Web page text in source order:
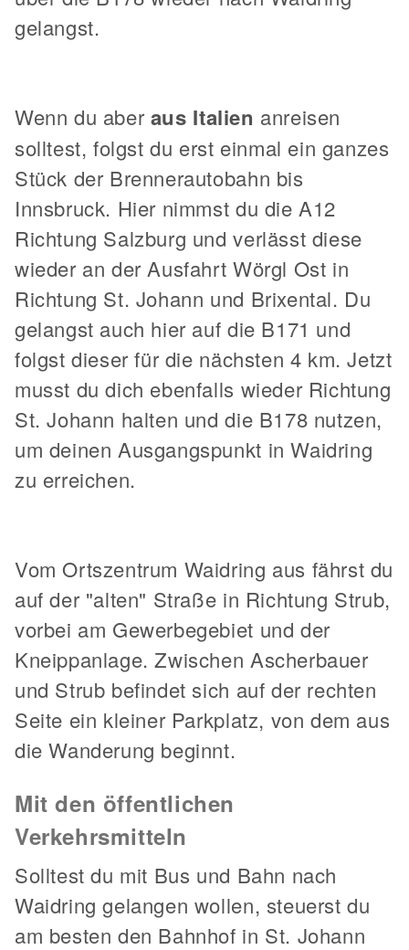
gelangst.
Wenn du aber aus Italien anreisen
solltest, folgst du erst einmal ein ganzes
Stück der Brennerautobahn bis
Innsbruck. Hier nimmst du die A12
Richtung Salzburg und verlässt diese
wieder an der Ausfahrt Wörgl Ost in
Richtung St. Johann und Brixental. Du
gelangst auch hier auf die B171 und
folgst dieser für die nächsten 4 km. Jetzt
musst du dich ebenfalls wieder Richtung
St. Johann halten und die B178 nutzen,
um deinen Ausgangspunkt in Waidring
zu erreichen.
Vom Ortszentrum Waidring aus fährst du
auf der "alten" Straße in Richtung Strub,
vorbei am Gewerbegebiet und der
Kneippanlage. Zwischen Ascherbauer
und Strub befindet sich auf der rechten
Seite ein kleiner Parkplatz, von dem aus
die Wanderung beginnt.
Mit den öffentlichen
Verkehrsmitteln
Solltest du mit Bus und Bahn nach
Waidring gelangen wollen, steuerst du
am besten den Bahnhof in St. Johann